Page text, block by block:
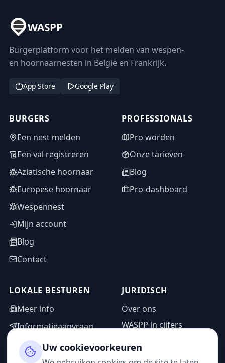
WASPP
Burgerplatform voor het melden van wespen-
en hoornaarnesten in België en Frankrijk.
App Store Google Play
BURGERS
Een nest melden
Een val registreren
Aziatische hoornaar
Europese hoornaar
Wespennest
Mijn account
Blog
Contact
PROFESSIONALS
Pro worden
Onze tarieven
Blog
Pro-dashboard
LOKALE BESTUREN
Meer info
Informatieaanvraag
Adminzone
JURIDISCH
Over ons
WASPP in cijfers
Privacybeleid
Uw cookievoorkeuren